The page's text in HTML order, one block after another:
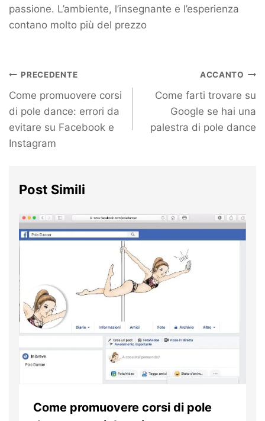
passione. L’ambiente, l’insegnante e l’esperienza
contano molto più del prezzo
PRECEDENTE
Come promuovere corsi
di pole dance: errori da
evitare su Facebook e
Instagram
ACCANTO
Come farti trovare su
Google se hai una
palestra di pole dance
Post Simili
Come promuovere corsi di pole